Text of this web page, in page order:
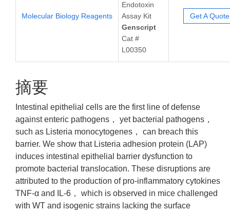
Molecular Biology Reagents
Endotoxin
Assay Kit
Genscript
Cat #
L00350
Get A Quote
摘要
Intestinal epithelial cells are the first line of defense
against enteric pathogens， yet bacterial pathogens，
such as Listeria monocytogenes， can breach this
barrier. We show that Listeria adhesion protein (LAP)
induces intestinal epithelial barrier dysfunction to
promote bacterial translocation. These disruptions are
attributed to the production of pro-inflammatory cytokines
TNF-α and IL-6， which is observed in mice challenged
with WT and isogenic strains lacking the surface